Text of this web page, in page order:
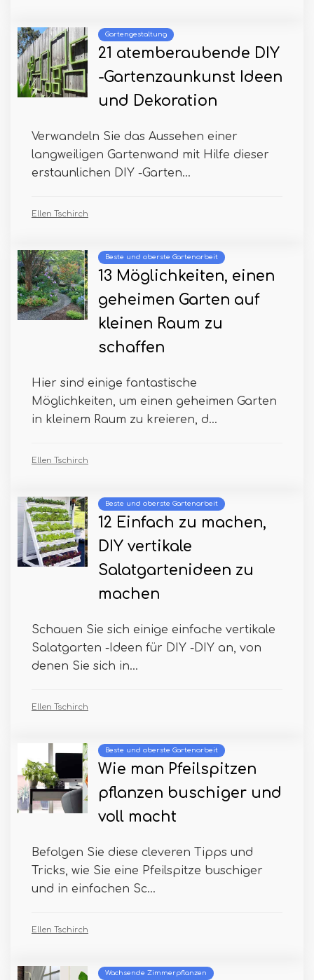
Gartengestaltung
21 atemberaubende DIY
-Gartenzaunkunst Ideen
und Dekoration
Verwandeln Sie das Aussehen einer
langweiligen Gartenwand mit Hilfe dieser
erstaunlichen DIY -Garten...
Ellen Tschirch
Beste und oberste Gartenarbeit
13 Möglichkeiten, einen
geheimen Garten auf
kleinen Raum zu
schaffen
Hier sind einige fantastische
Möglichkeiten, um einen geheimen Garten
in kleinem Raum zu kreieren, d...
Ellen Tschirch
Beste und oberste Gartenarbeit
12 Einfach zu machen,
DIY vertikale
Salatgartenideen zu
machen
Schauen Sie sich einige einfache vertikale
Salatgarten -Ideen für DIY -DIY an, von
denen Sie sich in...
Ellen Tschirch
Beste und oberste Gartenarbeit
Wie man Pfeilspitzen
pflanzen buschiger und
voll macht
Befolgen Sie diese cleveren Tipps und
Tricks, wie Sie eine Pfeilspitze buschiger
und in einfachen Sc...
Ellen Tschirch
Wachsende Zimmerpflanzen